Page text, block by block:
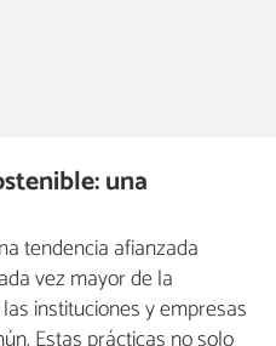
una
tendencia afianzada
vez mayor de la
instituciones y empresas